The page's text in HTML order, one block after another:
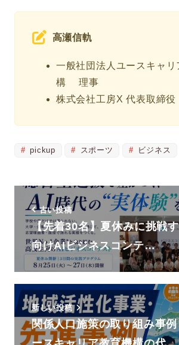
高瀬信軌
一般社団法人ユースキャリ
構 理事
株式会社工房X 代表取締役
pickup スポーツ ビジネス
古い投稿
【先着30名】夏休みに挑戦
向けAIビジネスコンテ…
新しい投稿
関係人口施策の取り組み事